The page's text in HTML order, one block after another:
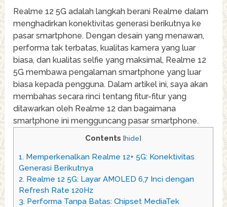
Realme 12 5G adalah langkah berani Realme dalam
menghadirkan konektivitas generasi berikutnya ke
pasar smartphone. Dengan desain yang menawan,
performa tak terbatas, kualitas kamera yang luar
biasa, dan kualitas selfie yang maksimal, Realme 12
5G membawa pengalaman smartphone yang luar
biasa kepada pengguna. Dalam artikel ini, saya akan
membahas secara rinci tentang fitur-fitur yang
ditawarkan oleh Realme 12 dan bagaimana
smartphone ini mengguncang pasar smartphone.
Contents [hide]
1. Memperkenalkan Realme 12+ 5G: Konektivitas
Generasi Berikutnya
2. Realme 12 5G: Layar AMOLED 6,7 Inci dengan
Refresh Rate 120Hz
3. Performa Tanpa Batas: Chipset MediaTek